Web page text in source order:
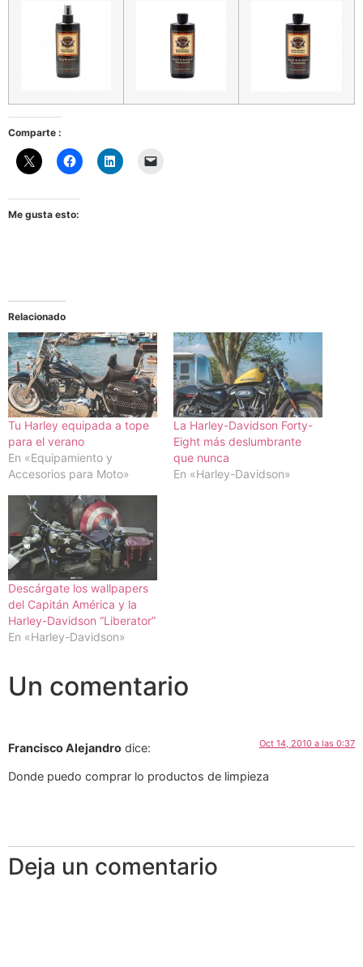
Comparte :
Me gusta esto:
Relacionado
Tu Harley equipada a tope
para el verano
En «Equipamiento y
Accesorios para Moto»
La Harley-Davidson Forty-
Eight más deslumbrante
que nunca
En «Harley-Davidson»
Descárgate los wallpapers
del Capitán América y la
Harley-Davidson “Liberator”
En «Harley-Davidson»
Un comentario
Francisco Alejandro dice: Oct 14, 2010 a las 0:37
Donde puedo comprar lo productos de limpieza
Deja un comentario